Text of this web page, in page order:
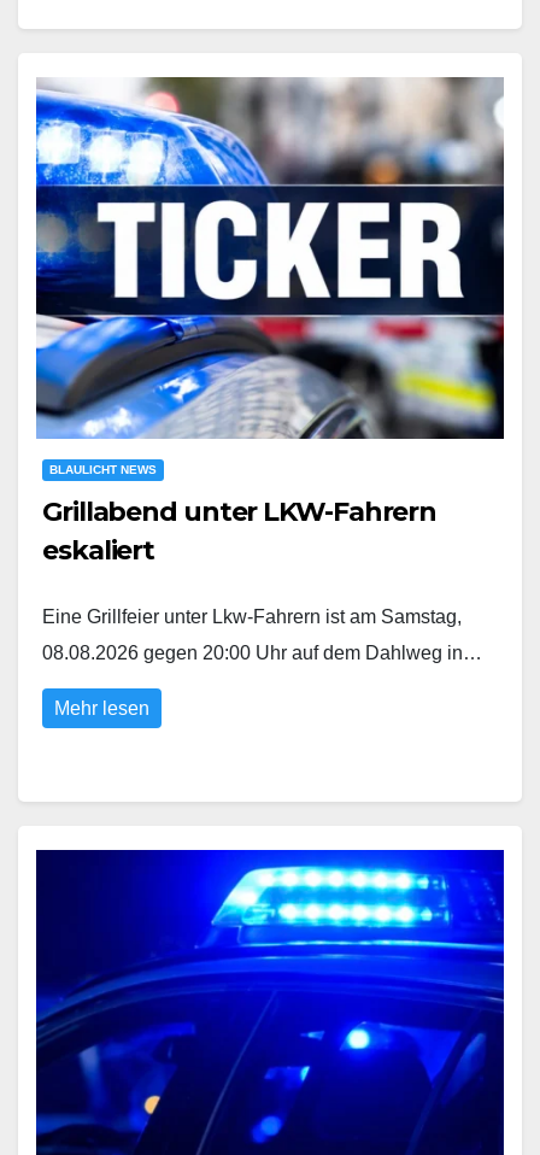
BLAULICHT NEWS
Grillabend unter LKW-Fahrern
eskaliert
Eine Grillfeier unter Lkw-Fahrern ist am Samstag,
08.08.2026 gegen 20:00 Uhr auf dem Dahlweg in…
Mehr lesen